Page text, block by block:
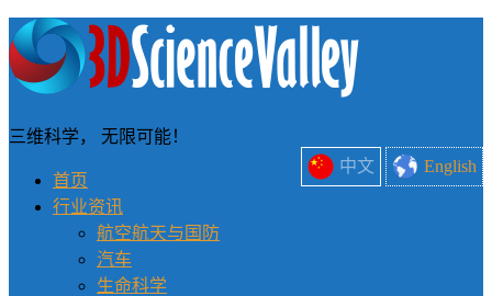
中文 English
三维科学， 无限可能！
首页
行业资讯
航空航天与国防
汽车
生命科学